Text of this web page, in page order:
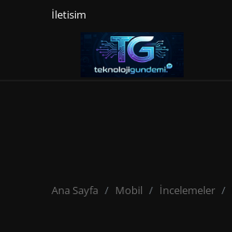
İletisim
Ana Sayfa Mobil İncelemeler